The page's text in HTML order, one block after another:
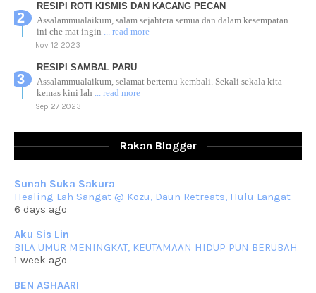
RESIPI ROTI KISMIS DAN KACANG PECAN
Assalammualaikum, salam sejahtera semua dan dalam kesempatan
ini che mat ingin ... read more
Nov 12 2023
RESIPI SAMBAL PARU
Assalammualaikum, selamat bertemu kembali. Sekali sekala kita
kemas kini lah ... read more
Sep 27 2023
Assalammualaikum, salam sejahtera dan salam rindu untuk semua.
RESIPI KUIH KASWI KELEDEK UNGU
Assalammualaikum, salam semua. Masih belum terlambat untuk che
mat ucapkan
Jun 30 2023
RESIPI KURMA AYAM MERAH
Assalammualaikum, salam semua. Hari ni 4 Zulhijjah 1444 Hijrah,
Jun 23 2023
Rakan Blogger
Sunah Suka Sakura
Healing Lah Sangat @ Kozu, Daun Retreats, Hulu Langat
6 days ago
Aku Sis Lin
BILA UMUR MENINGKAT, KEUTAMAAN HIDUP PUN BERUBAH
1 week ago
BEN ASHAARI